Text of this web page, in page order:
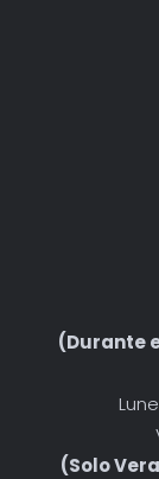
(Durante
(Solo